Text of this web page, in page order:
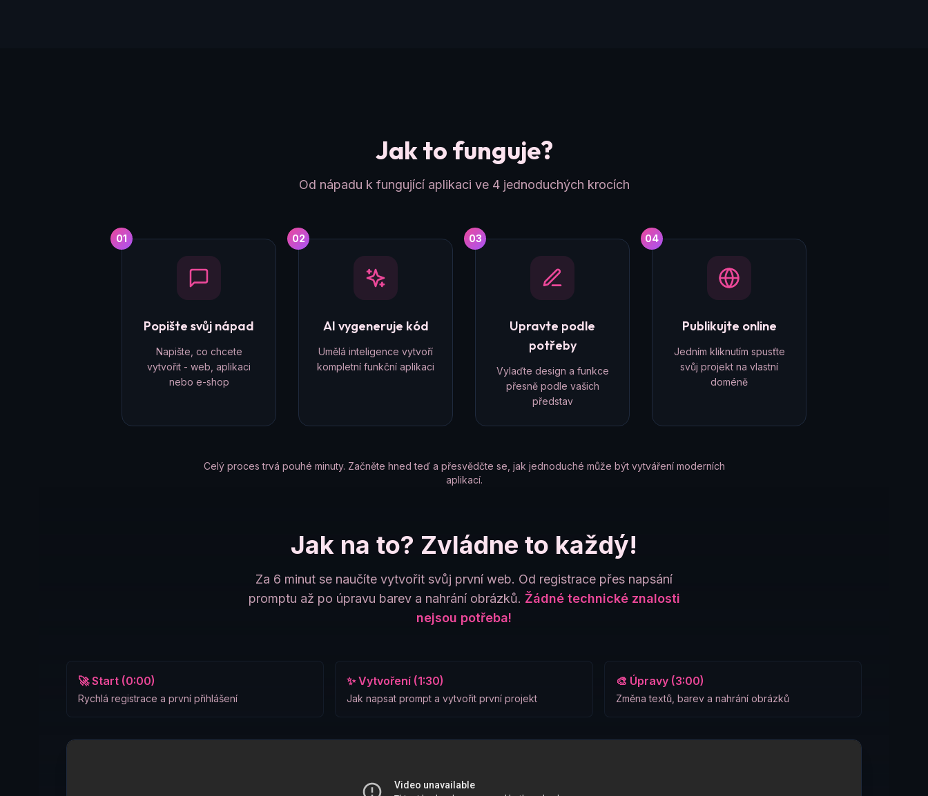
Jak to funguje?
Od nápadu k fungující aplikaci ve 4 jednoduchých krocích
01
Popište svůj nápad
Napište, co chcete
vytvořit - web, aplikaci
nebo e-shop
02
AI vygeneruje kód
Umělá inteligence vytvoří
kompletní funkční aplikaci
03
Upravte podle
potřeby
Vylaďte design a funkce
přesně podle vašich
představ
04
Publikujte online
Jedním kliknutím spusťte
svůj projekt na vlastní
doméně
Celý proces trvá pouhé minuty. Začněte hned teď a přesvědčte se, jak jednoduché může být vytváření moderních
aplikací.
Jak na to? Zvládne to každý!
Za 6 minut se naučíte vytvořit svůj první web. Od registrace přes napsání
promptu až po úpravu barev a nahrání obrázků. Žádné technické znalosti
nejsou potřeba!
🚀 Start (0:00)
Rychlá registrace a první přihlášení
✨ Vytvoření (1:30)
Jak napsat prompt a vytvořit první projekt
🎨 Úpravy (3:00)
Změna textů, barev a nahrání obrázků